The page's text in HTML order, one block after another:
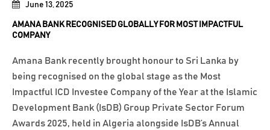
June 13, 2025
AMANA BANK RECOGNISED GLOBALLY FOR MOST IMPACTFUL
COMPANY
Amana Bank recently brought honour to Sri Lanka by
being recognised on the global stage as the Most
Impactful ICD Investee Company of the Year at the Islamic
Development Bank (IsDB) Group Private Sector Forum
Awards 2025, held in Algeria alongside IsDB’s Annual